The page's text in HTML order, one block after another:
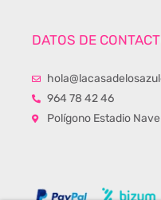
DATOS DE
964 78 42 46
Polígono Estadio